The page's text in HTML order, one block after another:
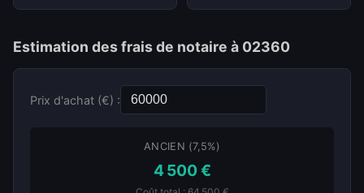
Estimation des frais de notaire à 02360
Prix d'achat (€) :
ANCIEN (7,5%)
4 500 €